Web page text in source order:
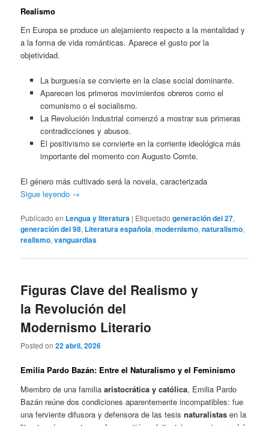
Realismo
En Europa se produce un alejamiento respecto a la mentalidad y
a la forma de vida románticas. Aparece el gusto por la
objetividad.
La burguesía se convierte en la clase social dominante.
Aparecen los primeros movimientos obreros como el
comunismo o el socialismo.
La Revolución Industrial comenzó a mostrar sus primeras
contradicciones y abusos.
El positivismo se convierte en la corriente ideológica más
importante del momento con Augusto Comte.
El género más cultivado será la novela, caracterizada
Sigue leyendo →
Publicado en Lengua y literatura | Etiquetado generación del 27,
generación del 98, Literatura española,modernismo,naturalismo,
realismo,vanguardias
Figuras Clave del Realismo y
la Revolución del
Modernismo Literario
Posted on22 abril, 2026
Emilia Pardo Bazán: Entre el Naturalismo y el Feminismo
Miembro de una familiaaristocrática y católica, Emilia Pardo
Bazán reúne dos condiciones aparentemente incompatibles: fue
una ferviente difusora y defensora de las tesisnaturalistas en la